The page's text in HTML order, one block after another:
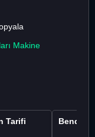
Makine
Tarifi